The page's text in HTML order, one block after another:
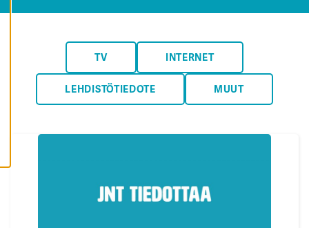
TV INTERNET
LEHDISTÖTIEDOTE MUUT